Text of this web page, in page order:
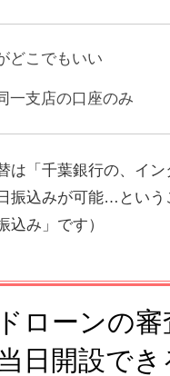
どこでもいい
一支店の口座のみ
は「千葉銀行の、イ
振込みが可能…とい
込み」です）
ローンの
日開設で